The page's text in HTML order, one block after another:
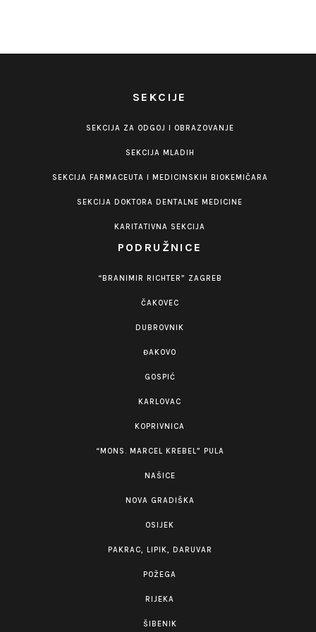
SEKCIJE
SEKCIJA ZA ODGOJ I OBRAZOVANJE
SEKCIJA MLADIH
SEKCIJA FARMACEUTA I MEDICINSKIH BIOKEMIČARA
SEKCIJA DOKTORA DENTALNE MEDICINE
KARITATIVNA SEKCIJA
PODRUŽNICE
“BRANIMIR RICHTER” ZAGREB
ČAKOVEC
DUBROVNIK
ĐAKOVO
GOSPIĆ
KARLOVAC
KOPRIVNICA
“MONS. MARCEL KREBEL” PULA
NAŠICE
NOVA GRADIŠKA
OSIJEK
PAKRAC, LIPIK, DARUVAR
POŽEGA
RIJEKA
ŠIBENIK